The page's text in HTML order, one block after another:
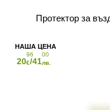
Протектор за
20
96
€/41
00
лв.